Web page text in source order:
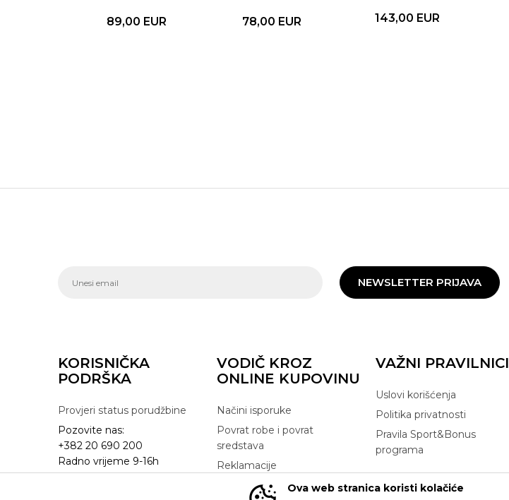
89,00 EUR 78,00 EUR 143,00 EUR
NEWSLETTER PRIJAVA
KORISNIČKA
PODRŠKA
Provjeri status porudžbine
Pozovite nas:
+382 20 690 200
Radno vrijeme 9-16h
online@buzzsneakers.me
VODIČ KROZ
ONLINE KUPOVINU
Načini isporuke
Povrat robe i povrat
sredstava
Reklamacije
Zamjena artikla
VAŽNI PRAVILNICI
Uslovi korišćenja
Politika privatnosti
Pravila Sport&Bonus
programa
Ova web stranica koristi kolačiće